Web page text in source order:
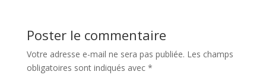
Poster le commentaire
Votre adresse e-mail ne sera pas publiée. Les champs
obligatoires sont indiqués avec *